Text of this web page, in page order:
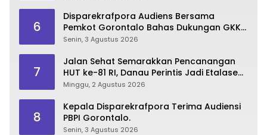
6
Disparekrafpora Audiens Bersama
Pemkot Gorontalo Bahas Dukungan GKK
2026
Senin, 3 Agustus 2026
7
Jalan Sehat Semarakkan Pencanangan
HUT ke-81 RI, Danau Perintis Jadi Etalase
Wisata Gorontalo
Minggu, 2 Agustus 2026
8
Kepala Disparekrafpora Terima Audiensi
PBPI Gorontalo.
Senin, 3 Agustus 2026